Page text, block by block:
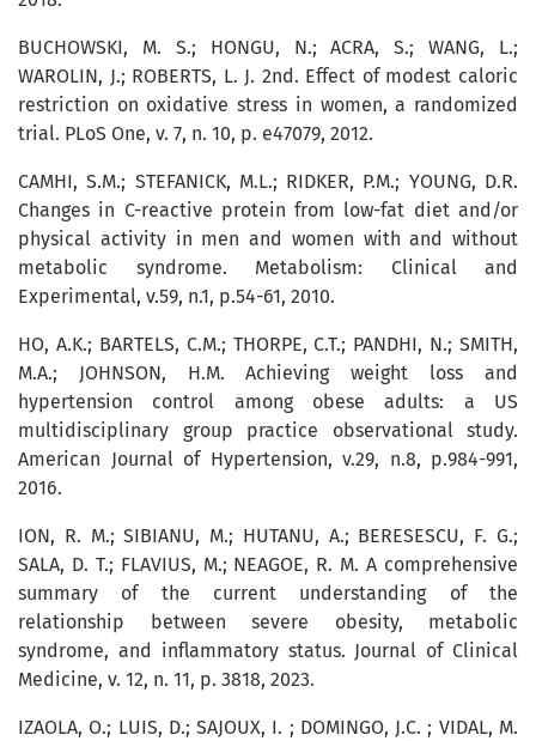
BUCHOWSKI, M. S.; HONGU, N.; ACRA, S.; WANG, L.;
WAROLIN, J.; ROBERTS, L. J. 2nd. Effect of modest caloric
restriction on oxidative stress in women, a randomized
trial. PLoS One, v. 7, n. 10, p. e47079, 2012.
CAMHI, S.M.; STEFANICK, M.L.; RIDKER, P.M.; YOUNG, D.R.
Changes in C-reactive protein from low-fat diet and/or
physical activity in men and women with and without
metabolic syndrome. Metabolism: Clinical and
Experimental, v.59, n.1, p.54-61, 2010.
HO, A.K.; BARTELS, C.M.; THORPE, C.T.; PANDHI, N.; SMITH,
M.A.; JOHNSON, H.M. Achieving weight loss and
hypertension control among obese adults: a US
multidisciplinary group practice observational study.
American Journal of Hypertension, v.29, n.8, p.984-991,
2016.
ION, R. M.; SIBIANU, M.; HUTANU, A.; BERESESCU, F. G.;
SALA, D. T.; FLAVIUS, M.; NEAGOE, R. M. A comprehensive
summary of the current understanding of the
relationship between severe obesity, metabolic
syndrome, and inflammatory status. Journal of Clinical
Medicine, v. 12, n. 11, p. 3818, 2023.
IZAOLA, O.; LUIS, D.; SAJOUX, I. ; DOMINGO, J.C. ; VIDAL, M.